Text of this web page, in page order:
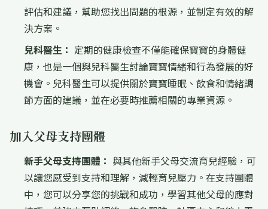
評估和建議，幫助您找出問題的根源，並制定有效的解
決方案。
兒科醫生： 定期的健康檢查不僅能確保寶寶的身體健
康，也是一個與兒科醫生討論寶寶情緒和行為發展的好
機會。兒科醫生可以提供關於寶寶睡眠、飲食和情緒調
節方面的建議，並在必要時推薦相關的專業資源。
加入父母支持團體
新手父母支持團體： 與其他新手父母交流育兒經驗，可
以讓您感受到支持和理解，減輕育兒壓力。在支持團體
中，您可以分享您的挑戰和成功，學習其他父母的應對